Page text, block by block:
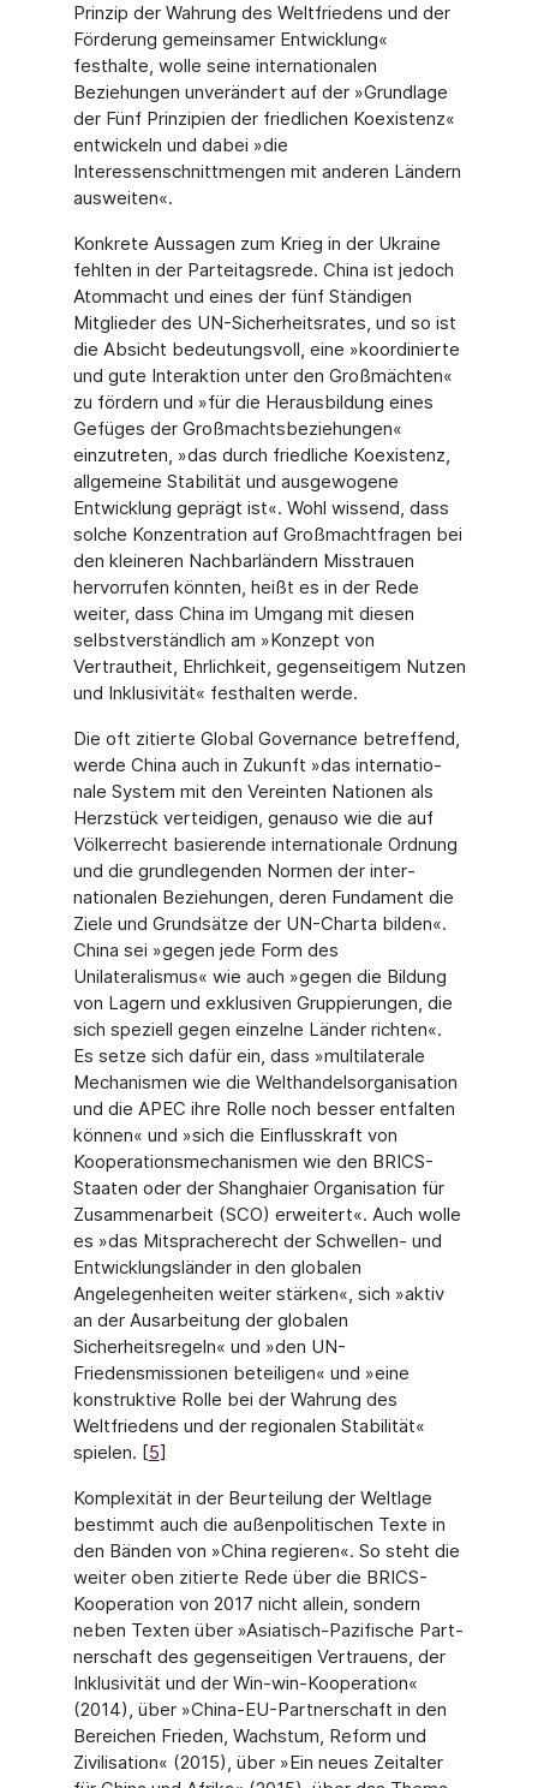
Prinzip der Wahrung des Welt­friedens und der
Förderung gemeinsamer Entwicklung«
festhalte, wolle seine internationa­len
Beziehungen unverändert auf der »Grundlage
der Fünf Prinzipien der friedlichen Koexis­tenz«
entwickeln und dabei »die
Interessenschnittmengen mit anderen Ländern
ausweiten«.
Konkrete Aussagen zum Krieg in der Ukraine
fehlten in der Parteitagsrede. China ist jedoch
Atommacht und eines der fünf Ständigen
Mitglieder des UN-Sicherheitsrates, und so ist
die Absicht bedeutungsvoll, eine »koordinierte
und gute Interaktion unter den Groß­mächten«
zu fördern und »für die Herausbildung eines
Gefüges der Großmachtsbeziehun­gen«
einzutreten, »das durch friedliche Koexistenz,
allgemeine Stabilität und ausgewogene
Entwicklung geprägt ist«. Wohl wissend, dass
solche Konzentration auf Großmachtfragen bei
den kleineren Nachbarländern Misstrauen
hervorrufen könnten, heißt es in der Rede
weiter, dass China im Umgang mit diesen
selbstverständlich am »Konzept von
Vertrautheit, Ehrlichkeit, gegenseitigem Nutzen
und Inklusivität« festhalten werde.
Die oft zitierte Global Governance betreffend,
werde China auch in Zukunft »das internatio­
nale System mit den Vereinten Nationen als
Herzstück verteidigen, genauso wie die auf
Völkerrecht basierende internationale Ordnung
und die grundlegenden Normen der inter­
nationalen Beziehungen, deren Fundament die
Ziele und Grundsätze der UN-Charta bilden«.
China sei »gegen jede Form des
Unilateralismus« wie auch »gegen die Bildung
von Lagern und exklusiven Gruppierungen, die
sich speziell gegen einzelne Länder richten«.
Es setze sich dafür ein, dass »multilaterale
Mechanismen wie die Welthandelsorganisation
und die APEC ihre Rolle noch besser entfalten
können« und »sich die Einflusskraft von
Kooperationsmechanismen wie den BRICS-
Staaten oder der Shanghaier Organisation für
Zusammenarbeit (SCO) erweitert«. Auch wolle
es »das Mitspracherecht der Schwellen- und
Entwicklungsländer in den globalen
Angelegenheiten weiter stärken«, sich »aktiv
an der Ausarbeitung der globalen
Sicherheitsregeln« und »den UN-
Friedensmissionen beteiligen« und »eine
konstruktive Rolle bei der Wahrung des
Weltfriedens und der regionalen Stabilität«
spielen. [5]
Komplexität in der Beurteilung der Weltlage
bestimmt auch die außenpolitischen Texte in
den Bänden von »China regieren«. So steht die
weiter oben zitierte Rede über die BRICS-
Kooperation von 2017 nicht allein, sondern
neben Texten über »Asiatisch-Pazifische Part­
nerschaft des gegenseitigen Vertrauens, der
Inklusivität und der Win-win-Kooperation«
(2014), über »China-EU-Partnerschaft in den
Bereichen Frieden, Wachstum, Reform und
Zivilisation« (2015), über »Ein neues Zeitalter